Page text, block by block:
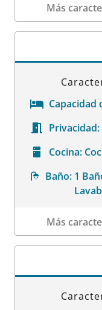
Más
Datos de la
Capacidad
Privacidad:
Cocina:
Baño: 1
Más
Datos de la